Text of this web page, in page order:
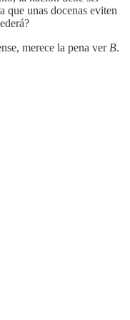
que unas docenas eviten
merece la pena ver B.